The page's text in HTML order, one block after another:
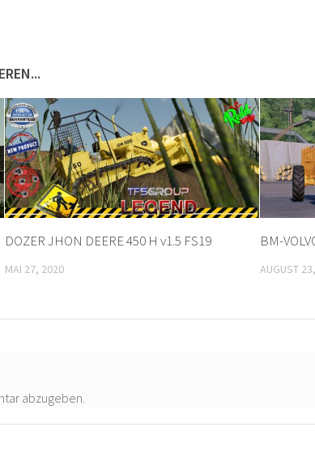
DOZER JHON DEERE 450 H v1.5 FS19
MAI 27, 2020
BM-
AUGUST
abzugeben.